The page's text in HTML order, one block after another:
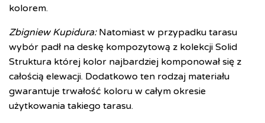
kolorem.
Zbigniew Kupidura: Natomiast w przypadku tarasu
wybór padł na deskę kompozytową z kolekcji Solid
Struktura której kolor najbardziej komponował się z
całością elewacji. Dodatkowo ten rodzaj materiału
gwarantuje trwałość koloru w całym okresie
użytkowania takiego tarasu.